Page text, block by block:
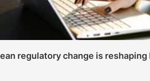
regulatory change is